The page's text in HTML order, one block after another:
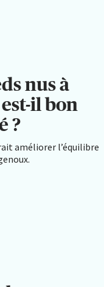
nus à
il bon
?
améliorer l’équilibre